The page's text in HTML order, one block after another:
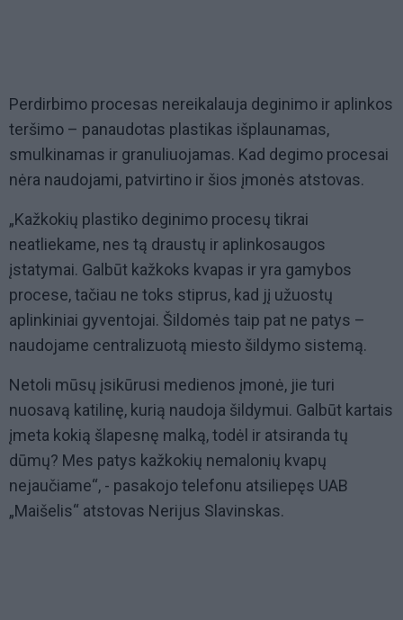
Perdirbimo procesas nereikalauja deginimo ir aplinkos
teršimo – panaudotas plastikas išplaunamas,
smulkinamas ir granuliuojamas. Kad degimo procesai
nėra naudojami, patvirtino ir šios įmonės atstovas.
„Kažkokių plastiko deginimo procesų tikrai
neatliekame, nes tą draustų ir aplinkosaugos
įstatymai. Galbūt kažkoks kvapas ir yra gamybos
procese, tačiau ne toks stiprus, kad jį užuostų
aplinkiniai gyventojai. Šildomės taip pat ne patys –
naudojame centralizuotą miesto šildymo sistemą.
Netoli mūsų įsikūrusi medienos įmonė, jie turi
nuosavą katilinę, kurią naudoja šildymui. Galbūt kartais
įmeta kokią šlapesnę malką, todėl ir atsiranda tų
dūmų? Mes patys kažkokių nemalonių kvapų
nejaučiame“, - pasakojo telefonu atsiliepęs UAB
„Maišelis“ atstovas Nerijus Slavinskas.